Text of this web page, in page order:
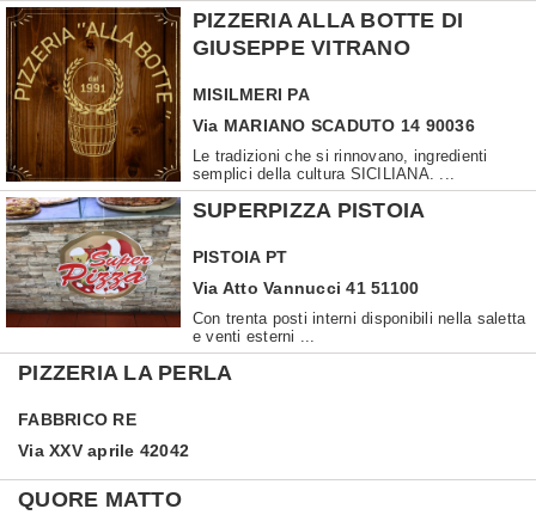
PIZZERIA ALLA BOTTE DI
GIUSEPPE VITRANO
MISILMERI PA
Via MARIANO SCADUTO 14 90036
Le tradizioni che si rinnovano, ingredienti
semplici della cultura SICILIANA. ...
SUPERPIZZA PISTOIA
PISTOIA PT
Via Atto Vannucci 41 51100
Con trenta posti interni disponibili nella saletta
e venti esterni ...
PIZZERIA LA PERLA
FABBRICO RE
Via XXV aprile 42042
QUORE MATTO